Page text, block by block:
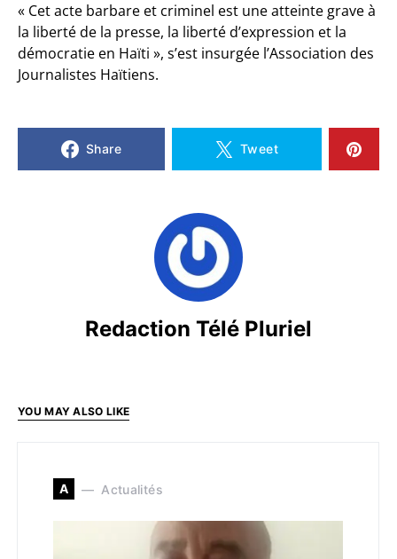
« Cet acte barbare et criminel est une atteinte grave à
la liberté de la presse, la liberté d’expression et la
démocratie en Haïti », s’est insurgée l’Association des
Journalistes Haïtiens.
Share Tweet
Redaction Télé Pluriel
YOU MAY ALSO LIKE
A Actualités